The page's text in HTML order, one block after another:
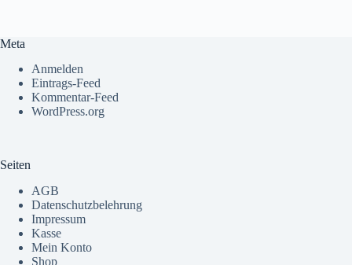
Meta
Anmelden
Eintrags-Feed
Kommentar-Feed
WordPress.org
Seiten
AGB
Datenschutzbelehrung
Impressum
Kasse
Mein Konto
Shop